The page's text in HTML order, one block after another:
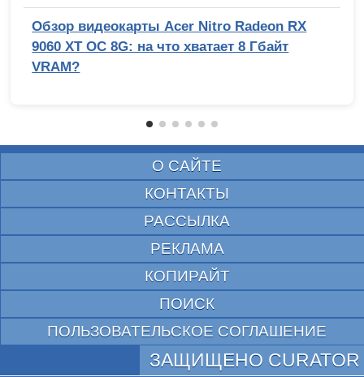
Обзор видеокарты Acer Nitro Radeon RX
9060 XT OC 8G: на что хватает 8 Гбайт
VRAM?
О САЙТЕ
КОНТАКТЫ
РАССЫЛКА
РЕКЛАМА
КОПИРАЙТ
ПОИСК
ПОЛЬЗОВАТЕЛЬСКОЕ СОГЛАШЕНИЕ
ЗАЩИЩЕНО CURATOR